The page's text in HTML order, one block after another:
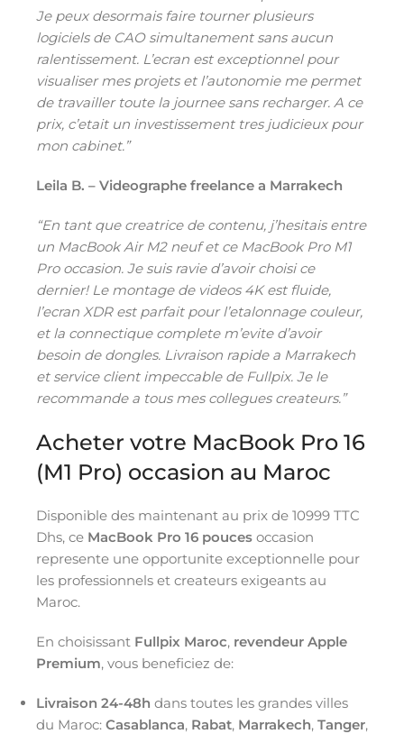
Je peux desormais faire tourner plusieurs
logiciels de CAO simultanement sans aucun
ralentissement. L’ecran est exceptionnel pour
visualiser mes projets et l’autonomie me permet
de travailler toute la journee sans recharger. A ce
prix, c’etait un investissement tres judicieux pour
mon cabinet.”
Leila B. – Videographe freelance a Marrakech
“En tant que creatrice de contenu, j’hesitais entre
un MacBook Air M2 neuf et ce MacBook Pro M1
Pro occasion. Je suis ravie d’avoir choisi ce
dernier! Le montage de videos 4K est fluide,
l’ecran XDR est parfait pour l’etalonnage couleur,
et la connectique complete m’evite d’avoir
besoin de dongles. Livraison rapide a Marrakech
et service client impeccable de Fullpix. Je le
recommande a tous mes collegues createurs.”
Acheter votre MacBook Pro 16
(M1 Pro) occasion au Maroc
Disponible des maintenant au prix de 10999 TTC
Dhs, ce MacBook Pro 16 pouces occasion
represente une opportunite exceptionnelle pour
les professionnels et createurs exigeants au
Maroc.
En choisissant Fullpix Maroc, revendeur Apple
Premium, vous beneficiez de:
Livraison 24-48h dans toutes les grandes villes
du Maroc: Casablanca, Rabat, Marrakech, Tanger,